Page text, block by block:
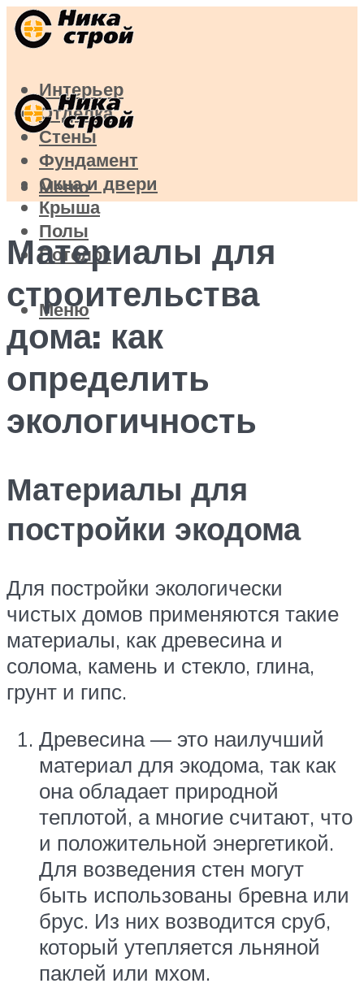
Интерьер
Отделка
Стены
Фундамент
Окна и двери
Крыша
Полы
Потолок
Меню
Меню
Материалы для
строительства
дома: как
определить
экологичность
Материалы для
постройки экодома
Для постройки экологически
чистых домов применяются такие
материалы, как древесина и
солома, камень и стекло, глина,
грунт и гипс.
Древесина — это наилучший
материал для экодома, так как
она обладает природной
теплотой, а многие считают, что
и положительной энергетикой.
Для возведения стен могут
быть использованы бревна или
брус. Из них возводится сруб,
который утепляется льняной
паклей или мхом.